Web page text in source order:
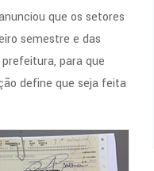
que os setores
semestre e das
para que
define que seja feita